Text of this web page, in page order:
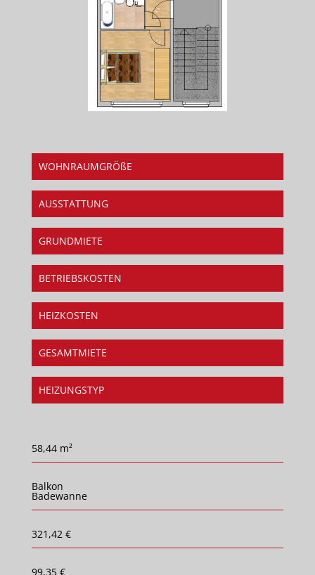
WOHNRAUMGRÖßE
AUSSTATTUNG
GRUNDMIETE
BETRIEBSKOSTEN
HEIZKOSTEN
GESAMTMIETE
HEIZUNGSTYP
58,44 m²
Balkon
Badewanne
321,42 €
99,35 €